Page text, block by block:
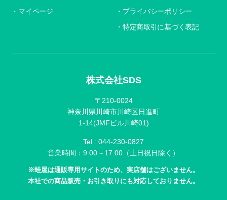
株式会社SDS
〒210-0024
神奈川県川崎市川崎区日進町
1-14(JMFビル川崎01)
Tel : 044-230-0827
営業時間：9:00～17:00（土日祝日除く）
※蛙屋は通販専用サイトのため、実店舗はございません。
本社での商品販売・お引き取りにも対応しておりません。
マイページ
プライバシーポリシー
特定商取引に基づく表記